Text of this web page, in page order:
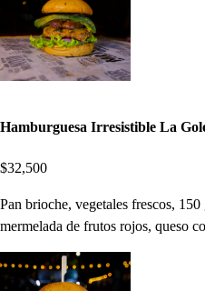
Hamburguesa Irresistible La
$32,500
Pan brioche, vegetales frescos,
mermelada de frutos rojos, queso